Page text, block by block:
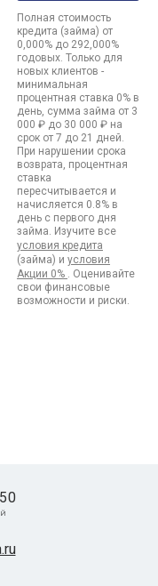
Полная стоимость
кредита (займа) от
0,000% до 292,000%
годовых. Только для
новых клиентов -
минимальная
процентная ставка 0% в
день, сумма займа от 3
000 ₽ до 30 000 ₽ на
срок от 7 до 21 дней.
При нарушении срока
возврата, процентная
ставка
пересчитывается и
начисляется 0.8% в
день с первого дня
займа. Изучите все
условия кредита
(займа) и условия
Акции 0% . Оценивайте
свои финансовые
возможности и риски.